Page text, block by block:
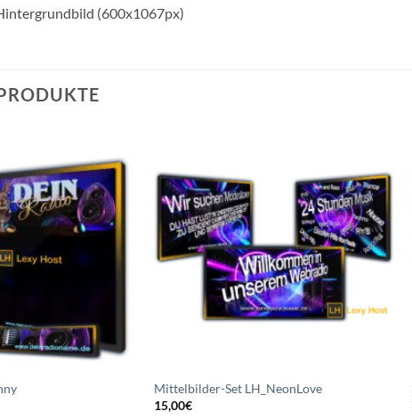
(600x1067px)
Auf die
Wunschliste
setzen
Auf die
Wunschliste
setzen
Mittelbilder-Set LH_NeonLove
15,00€